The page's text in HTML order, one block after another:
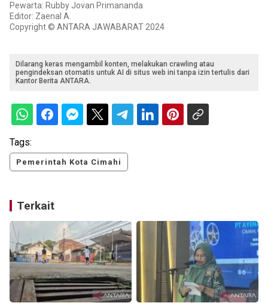
Pewarta: Rubby Jovan Primananda
Editor: Zaenal A.
Copyright © ANTARA JAWABARAT 2024
Dilarang keras mengambil konten, melakukan crawling atau
pengindeksan otomatis untuk AI di situs web ini tanpa izin tertulis dari
Kantor Berita ANTARA.
Tags:
Pemerintah Kota Cimahi
Terkait